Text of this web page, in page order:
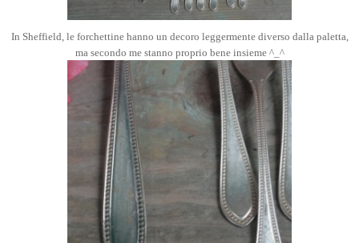
In Sheffield, le forchettine hanno un decoro leggermente diverso dalla paletta,
ma secondo me stanno proprio bene insieme ^_^